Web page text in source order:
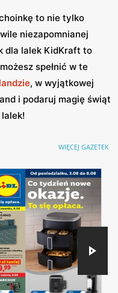
to nie tylko
niezapomnianej
dla lalek KidKraft to
spełnić w te
, w wyjątkowej
i podaruj magię świąt